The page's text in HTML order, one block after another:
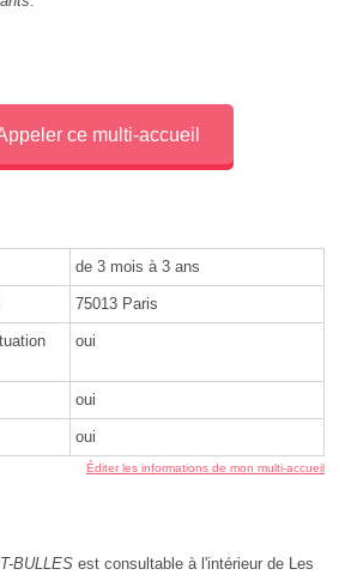
ce multi-accueil
de 3 mois à 3 ans
75013 Paris
oui
oui
oui
Éditer les informations de mon multi-accueil
BULLES est consultable à l'intérieur de Les